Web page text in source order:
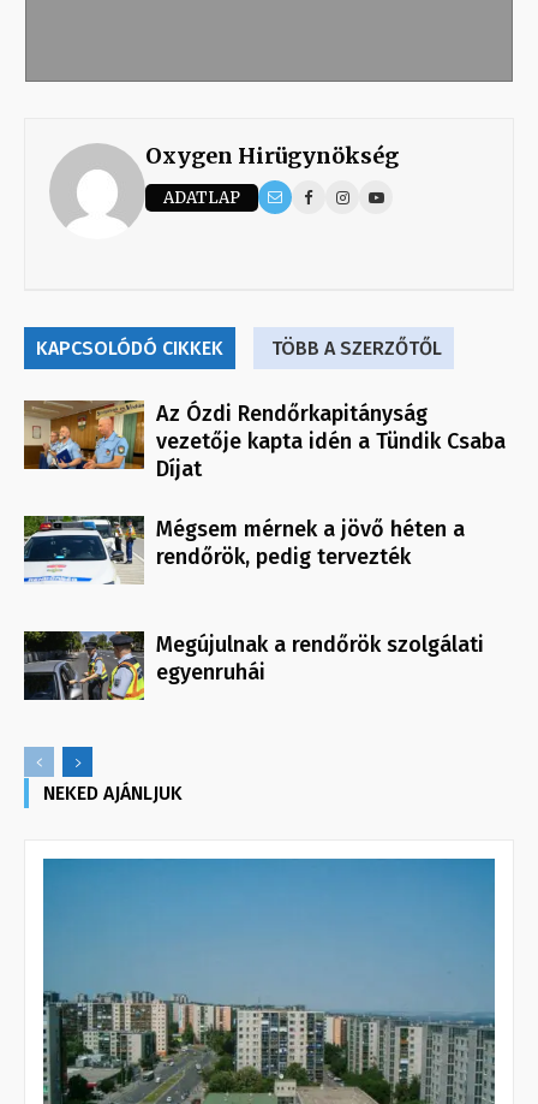
Oxygen Hirügynökség
ADATLAP
KAPCSOLÓDÓ CIKKEK TÖBB A SZERZŐTŐL
Az Ózdi Rendőrkapitányság
vezetője kapta idén a Tündik Csaba
Díjat
Mégsem mérnek a jövő héten a
rendőrök, pedig tervezték
Megújulnak a rendőrök szolgálati
egyenruhái
NEKED AJÁNLJUK